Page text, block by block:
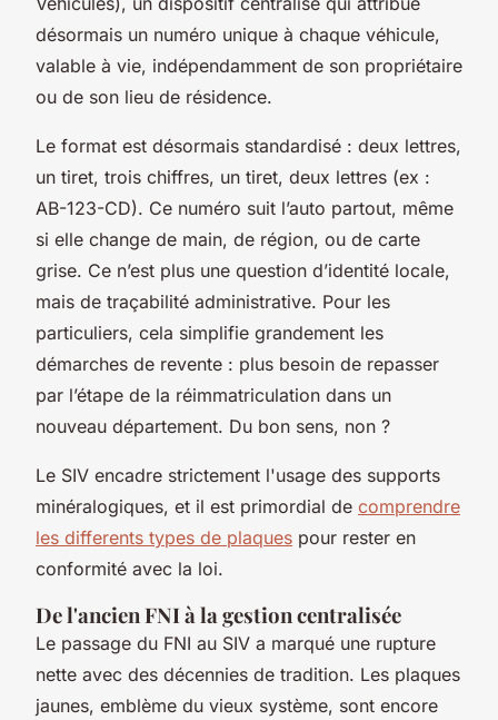
désormais un numéro unique à chaque véhicule,
valable à vie, indépendamment de son propriétaire
ou de son lieu de résidence.
Le format est désormais standardisé : deux lettres,
un tiret, trois chiffres, un tiret, deux lettres (ex :
AB-123-CD). Ce numéro suit l’auto partout, même
si elle change de main, de région, ou de carte
grise. Ce n’est plus une question d’identité locale,
mais de traçabilité administrative. Pour les
particuliers, cela simplifie grandement les
démarches de revente : plus besoin de repasser
par l’étape de la réimmatriculation dans un
nouveau département. Du bon sens, non ?
Le SIV encadre strictement l'usage des supports
minéralogiques, et il est primordial de comprendre
les differents types de plaques pour rester en
conformité avec la loi.
De l'ancien FNI à la gestion centralisée
Le passage du FNI au SIV a marqué une rupture
nette avec des décennies de tradition. Les plaques
jaunes, emblème du vieux système, sont encore